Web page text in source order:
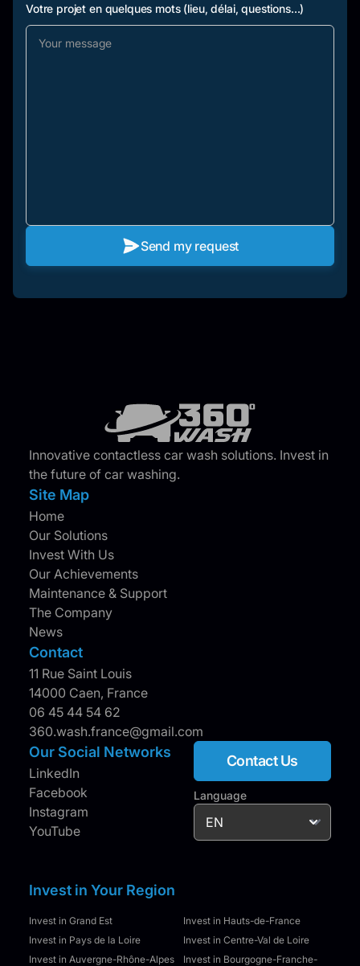
Votre projet en quelques mots (lieu, délai, questions...)
Send my request
Innovative contactless car wash solutions. Invest in
the future of car washing.
Site Map
Home
Our Solutions
Invest With Us
Our Achievements
Maintenance & Support
The Company
News
Contact
11 Rue Saint Louis
14000 Caen, France
06 45 44 54 62
360.wash.france@gmail.com
Our Social Networks
LinkedIn
Facebook
Instagram
YouTube
Contact Us
Language
Invest in Your Region
Invest in Grand Est
Invest in Hauts-de-France
Invest in Pays de la Loire
Invest in Centre-Val de Loire
Invest in Auvergne-Rhône-Alpes
Invest in Bourgogne-Franche-